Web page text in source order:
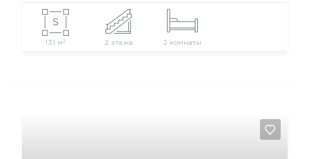
131 м 2 2 этажа 2 комнаты